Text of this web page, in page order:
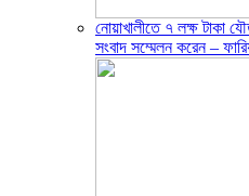
নোয়াখালীতে ৭ লক্ষ টাকা
সংবাদ সম্মেলন করেন –